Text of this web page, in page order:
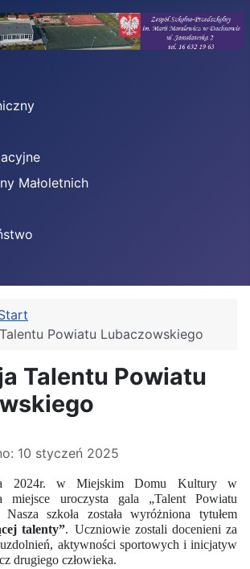
Małoletnich
Powiatu Lubaczowskiego
Talentu Powiatu
10 styczeń 2025
2024r. w Miejskim Domu Kultury w
miejsce uroczysta gala „Talent Powiatu
Nasza szkoła została wyróżniona tytułem
talenty”. Uczniowie zostali docenieni za
aktywności sportowych i inicjatyw
drugiego człowieka.